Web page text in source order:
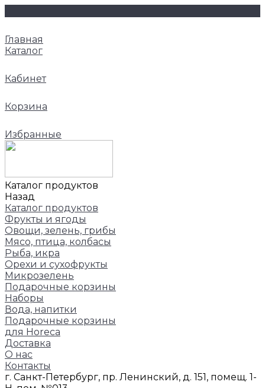
Главная
Каталог
Кабинет
Корзина
Избранные
Каталог продуктов
Назад
Каталог продуктов
Фрукты и ягоды
Овощи, зелень, грибы
Мясо, птица, колбасы
Рыба, икра
Орехи и сухофрукты
Микрозелень
Подарочные корзины
Наборы
Вода, напитки
Подарочные корзины
для Horeca
Доставка
О нас
Контакты
г. Санкт-Петербург, пр. Ленинский, д. 151, помещ. 1-